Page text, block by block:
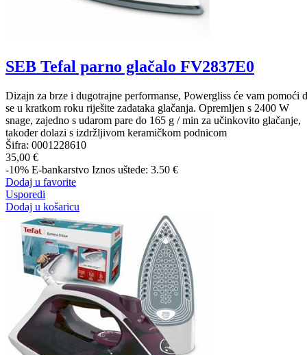
SEB Tefal parno glačalo FV2837E0
Dizajn za brze i dugotrajne performanse, Powergliss će vam pomoći
se u kratkom roku riješite zadataka glačanja. Opremljen s 2400 W
snage, zajedno s udarom pare do 165 g / min za učinkovito glačanje,
također dolazi s izdržljivom keramičkom podnicom
Šifra: 0001228610
35,00 €
-10% E-bankarstvo Iznos uštede: 3.50 €
Dodaj u favorite
Usporedi
Dodaj u košaricu